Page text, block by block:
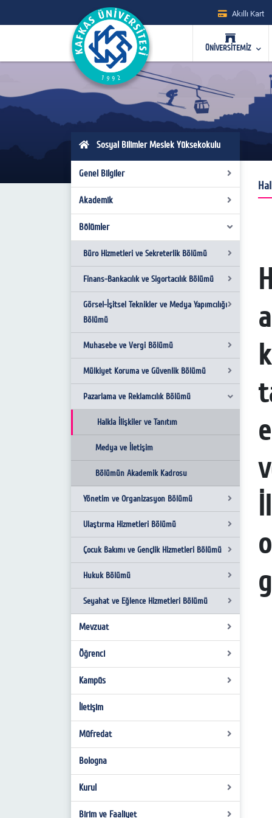
Akıllı Kart
ÜNİVERSİTEMİZ
Sosyal Bilimler Meslek Yüksekokulu
Genel Bilgiler
Genel Tanıtım
Yönetim
Yönetim Kurulu
Yüksekokul Kurulu
Misyon-Vizyon
Kalite Komisyonu Anasayfa
İç ve Dış Paydaşlarımız
Akademik
Ek Ders Formu (Güncel)
Sınav Yükü Formu (Güncel)
Komisyonlar ve Görevlendirmeler
Akademik Kadro
Bölümler
Büro Hizmetleri ve Sekreterlik Bölümü
Büro Yönetimi ve Yönetici Asistanlığı
Bölümün Akademik Kadrosu
Ofis Teknolojileri ve Veri Yönetimi
Programı
Finans-Bankacılık ve Sigortacılık Bölümü
Bankacılık ve Sigortacılık
Bölümün Akademik Kadrosu
Görsel-İşitsel Teknikler ve Medya Yapımcılığı
Bölümü
Radyo ve Televizyon Programcılığı
Bölümün Akademik Kadrosu
Muhasebe ve Vergi Bölümü
Muhasebe ve Vergi Uygulamaları
Bölümün Akademik Kadrosu
Mülkiyet Koruma ve Güvenlik Bölümü
Özel Güvenlik ve Koruma
Bölümün Akademik Kadrosu
Pazarlama ve Reklamcılık Bölümü
Halkla İlişkiler ve Tanıtım
Medya ve İletişim
Bölümün Akademik Kadrosu
Yönetim ve Organizasyon Bölümü
İşletme Yönetimi
İnsan Kaynakları Yönetimi
Bölümün Akademik Kadrosu
Ulaştırma Hizmetleri Bölümü
Posta Hizmetleri Programı
Bölümün Akademik Kadrosu
Çocuk Bakımı ve Gençlik Hizmetleri Bölümü
Çocuk Gelişimi Programı
Bölümün Akademik Kadrosu
Hukuk Bölümü
Ceza İnfaz ve Güvenlik Hizmetleri
Programı
Bölümün Akademik Kadrosu
Seyahat ve Eğlence Hizmetleri Bölümü
Turist Rehberliği
Bölümün Akademik Kadrosu
Mevzuat
Akademik
Öğrenci
Öğrenci
Dilekçe ve Formlar
Öğrenci Numarası Sorgulama
Akademik Kariyer Danışmanları
Kampüs
Barınma
Beslenme
Ulaşım
İletişim
Müfredat
Ders İçerikleri
Bologna
Kurul
Yönetim Kurulu Kararları
Birim ve Faaliyet